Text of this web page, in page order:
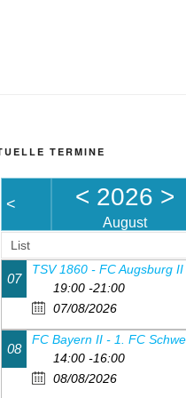
TERMINE
< < 2026 >
August
List
07
19:00 -21:00
07/08/2026
08
14:00 -16:00
08/08/2026